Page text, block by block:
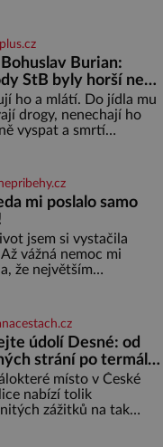
Bohuslav Burian:
StB byly horší než
trýznění
ho a mlátí. Do jídla mu
drogy, nenechají ho
vyspat a smrtí
podepíše všechno,
chtějí. Svým
jim potvrdí také to, že
výslechů nikdo
fyzický ani psychický
Syn brněnského řezníka
knězem a
mi poslalo samo
jsem si vystačila
vážná nemoc mi
že největším
podat pomocnou ruku.
jsem byla spíš
Nepotřebovala jsem
sebe partu kamarádek
Stačily mi knihy,
hlavně klid. Hned po
jsem odešla z rodného
údolí Desné: od
strání po termální
místo v České
nabízí tolik
zážitků na tak